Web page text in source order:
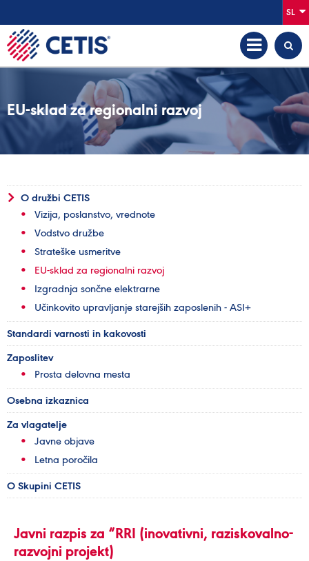
SL
EU-sklad za regionalni razvoj
O družbi CETIS
Vizija, poslanstvo, vrednote
Vodstvo družbe
Strateške usmeritve
EU-sklad za regionalni razvoj
Izgradnja sončne elektrarne
Učinkovito upravljanje starejših zaposlenih - ASI+
Standardi varnosti in kakovosti
Zaposlitev
Prosta delovna mesta
Osebna izkaznica
Za vlagatelje
Javne objave
Letna poročila
O Skupini CETIS
Javni razpis za “RRI (inovativni, raziskovalno-
razvojni projekt)